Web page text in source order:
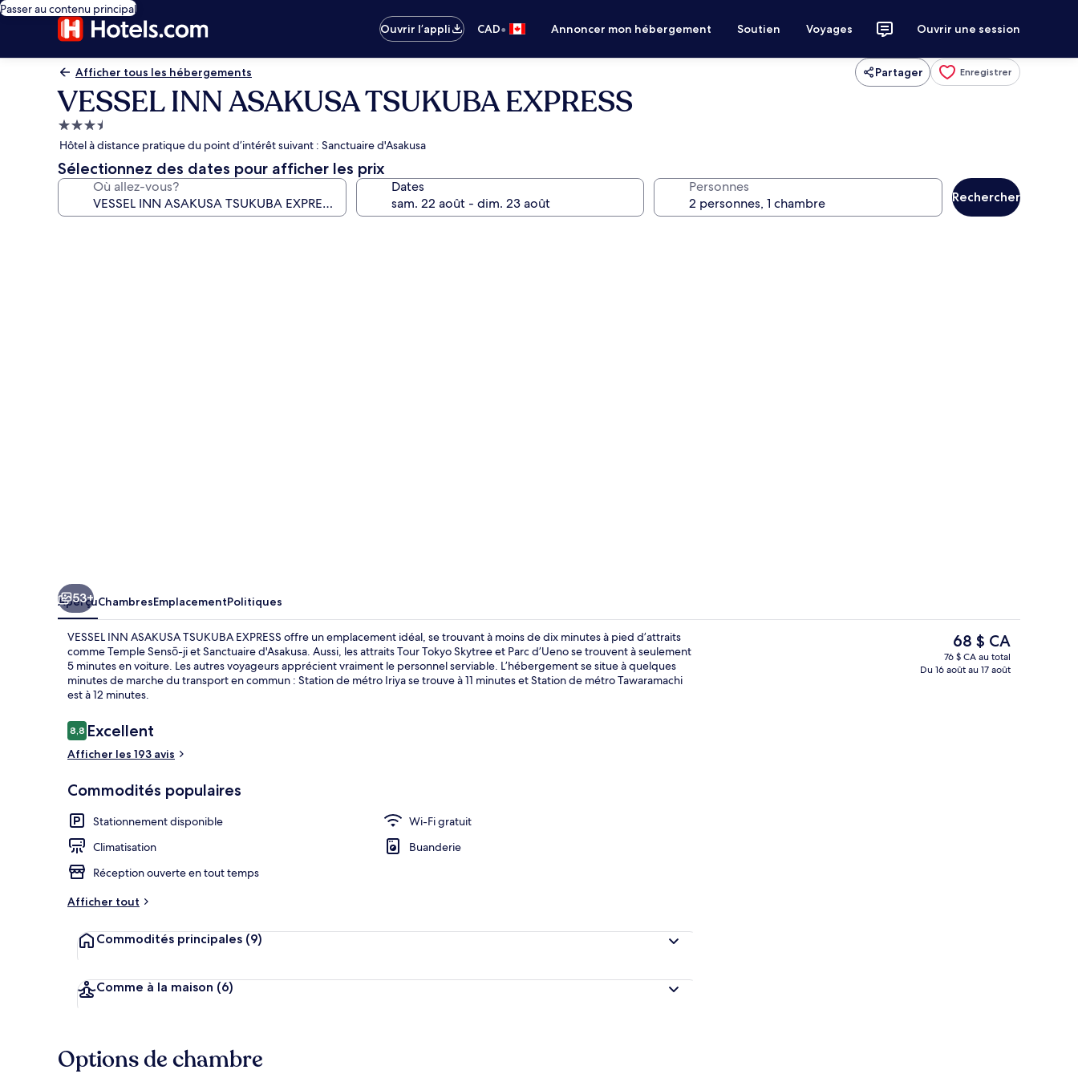
Passer au contenu principal
Ouvrir l’appli
CAD• Annoncer mon hébergement Soutien Voyages Ouvrir une session
Afficher tous les hébergements Partager Enregistrer
VESSEL INN ASAKUSA TSUKUBA EXPRESS
Hébergement
3.5 étoiles
Hôtel à distance pratique du point d’intérêt suivant : Sanctuaire d'Asakusa
Sélectionnez des dates pour afficher les prix
Où allez-vous? Dates Personnes
Rechercher
Extérieur
53+
AperçuChambresEmplacementPolitiques
VESSEL INN ASAKUSA TSUKUBA EXPRESS offre un emplacement idéal, se trouvant à moins de dix minutes à pied d’attraits
comme Temple Sensō-ji et Sanctuaire d'Asakusa. Aussi, les attraits Tour Tokyo Skytree et Parc d’Ueno se trouvent à seulement
5 minutes en voiture. Les autres voyageurs apprécient vraiment le personnel serviable. L’hébergement se situe à quelques
minutes de marche du transport en commun : Station de métro Iriya se trouve à 11 minutes et Station de métro Tawaramachi
est à 12 minutes.
Avis
8,88,8 sur 10 –
Excellent
Afficher les 193 avis
Commodités populaires
Stationnement disponible
Wi-Fi gratuit
Climatisation
Buanderie
Réception ouverte en tout temps
Afficher tout
Commodités principales (9)
Comme à la maison (6)
Le
prix
actuel
68 $ CA
76 $ CA au total
Du 16 août au 17 août
Options de chambre